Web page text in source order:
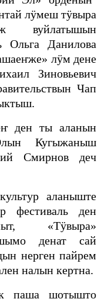
лӱмеш тӱвыра
вуйлатышын
Ольга Данилова
лӱм дене
Зиновьевич
Чап
ден ты аланын
Кугыжаныш
Смирнов деч
аланыште
фестиваль ден
«Тӱвыра»
денат сай
нерген пайрем
налын кертна.
паша шотышто